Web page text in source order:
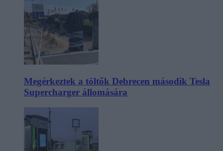
Megérkeztek a töltők Debrecen második Tesla
Supercharger állomására